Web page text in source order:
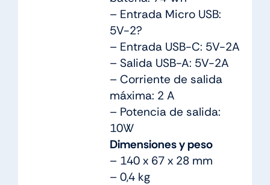
– Entrada Micro USB:
5V-2?
– Entrada USB-C: 5V-2A
– Salida USB-A: 5V-2A
– Corriente de salida
máxima: 2 A
– Potencia de salida:
10W
Dimensiones y peso
– 140 x 67 x 28 mm
– 0,4 kg